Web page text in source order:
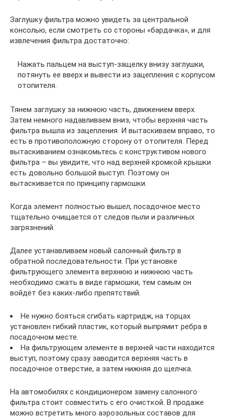
Заглушку фильтра можно увидеть за центральной
консолью, если смотреть со стороны «бардачка», и для
извлечения фильтра достаточно:
Нажать пальцем на выступ-защелку внизу заглушки,
потянуть ее вверх и вывести из зацепления с корпусом
отопителя.
Тянем заглушку за нижнюю часть, движением вверх.
Затем немного надавливаем вниз, чтобы верхняя часть
фильтра вышла из зацепления. И вытаскиваем вправо, то
есть в противоположную сторону от отопителя. Перед
вытаскиванием ознакомьтесь с конструктивом нового
фильтра – вы увидите, что над верхней кромкой крышки
есть довольно большой выступ. Поэтому он
вытаскивается по принципу гармошки.
Когда элемент полностью вышел, посадочное место
тщательно очищается от следов пыли и различных
загрязнений.
Далее устанавливаем новый салонный фильтр в
обратной последовательности. При установке
фильтрующего элемента верхнюю и нижнюю часть
необходимо сжать в виде гармошки, тем самым он
войдёт без каких-либо препятствий.
Не нужно бояться сгибать картридж, на торцах
установлен гибкий пластик, который выпрямит ребра в
посадочном месте.
На фильтрующем элементе в верхней части находится
выступ, поэтому сразу заводится верхняя часть в
посадочное отверстие, а затем нижняя до щелчка.
На автомобилях с кондиционером замену салонного
фильтра стоит совместить с его очисткой. В продаже
можно встретить много аэрозольных составов для